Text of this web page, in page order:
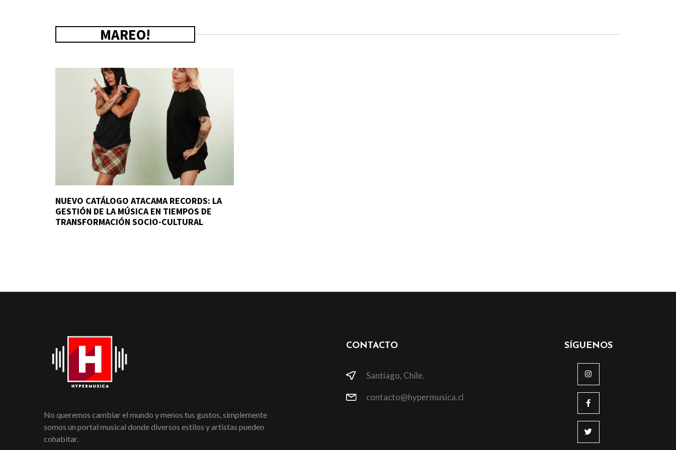
MAREO!
NUEVO CATÁLOGO ATACAMA RECORDS: LA
GESTIÓN DE LA MÚSICA EN TIEMPOS DE
TRANSFORMACIÓN SOCIO-CULTURAL
No queremos cambiar el mundo y menos tus gustos, simplemente
somos un portal musical donde diversos estilos y artistas pueden
cohabitar.
CONTACTO
Santiago, Chile.
contacto@hypermusica.cl
SÍGUENOS